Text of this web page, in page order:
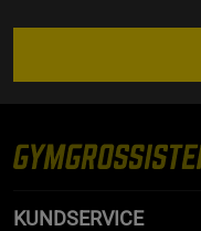
KUNDSERVICE